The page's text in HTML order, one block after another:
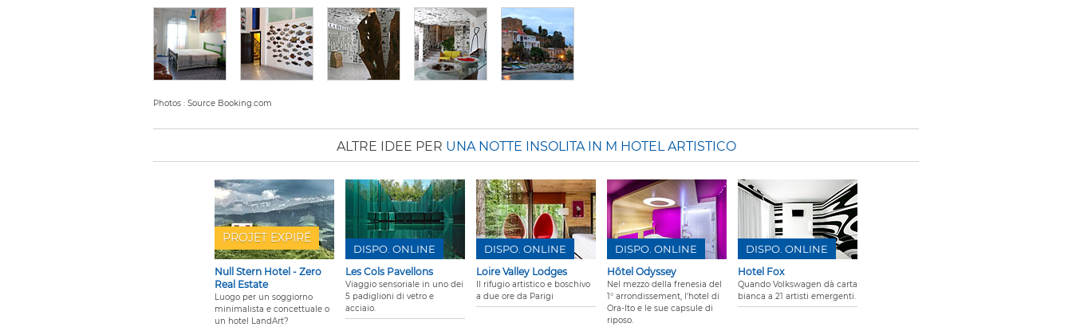
Photos : Source Booking.com
ALTRE IDEE PER UNA NOTTE INSOLITA IN M HOTEL ARTISTICO
Null Stern Hotel - Zero
Real Estate
Luogo per un soggiorno
minimalista e concettuale o
un hotel LandArt?
PROJET EXPIRÉ
Les Cols Pavellons
Viaggio sensoriale in uno dei
5 padiglioni di vetro e
acciaio.
DISPO. ONLINE
Loire Valley Lodges
Il rifugio artistico e boschivo
a due ore da Parigi
DISPO. ONLINE
Hôtel Odyssey
Nel mezzo della frenesia del
1° arrondissement, l'hotel di
Ora-Ito e le sue capsule di
riposo.
DISPO. ONLINE
Hotel Fox
Quando Volkswagen dà carta
bianca a 21 artisti emergenti.
DISPO. ONLINE